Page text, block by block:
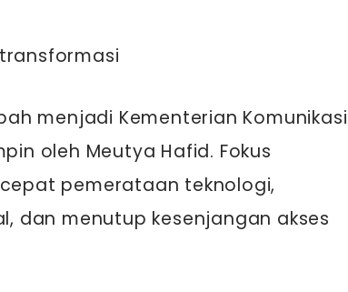
menjadi Kementerian Komunikasi
oleh Meutya Hafid. Fokus
pemerataan teknologi,
dan menutup kesenjangan akses